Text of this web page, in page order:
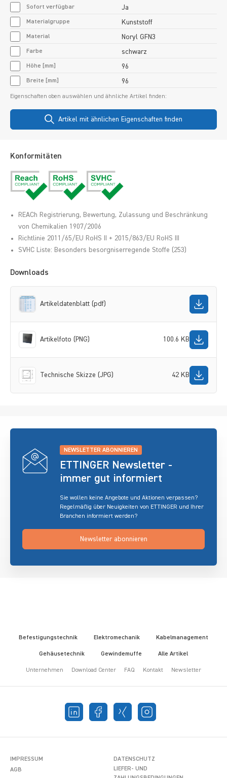
Sofort verfügbar Ja
Materialgruppe Kunststoff
Material Noryl GFN3
Farbe schwarz
Höhe [mm] 96
Breite [mm] 96
Eigenschaften oben auswählen und ähnliche Artikel finden:
Artikel mit ähnlichen Eigenschaften finden
Konformitäten
REACh Registrierung, Bewertung, Zulassung und Beschränkung
von Chemikalien 1907/2006
Richtlinie 2011/65/EU RoHS II + 2015/863/EU RoHS III
SVHC Liste: Besonders besorgniserregende Stoffe (253)
Downloads
Artikeldatenblatt (pdf)
Artikelfoto (PNG) 100.6 KB
Technische Skizze (JPG) 42 KB
NEWSLETTER ABONNIEREN
ETTINGER Newsletter -
immer gut informiert
Sie wollen keine Angebote und Aktionen verpassen?
Regelmäßig über Neuigkeiten von ETTINGER und Ihrer
Branchen informiert werden?
Newsletter abonnieren
Befestigungstechnik Elektromechanik Kabelmanagement
Gehäusetechnik Gewindemuffe Alle Artikel
Unternehmen Download Center FAQ Kontakt Newsletter
IMPRESSUM
DATENSCHUTZ
AGB
LIEFER- UND